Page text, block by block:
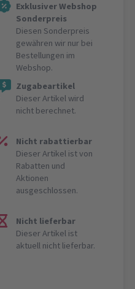
Exklusiver Webshop
Sonderpreis
Diesen Sonderpreis
gewähren wir nur bei
Bestellungen im
Webshop.
Zugabeartikel
Dieser Artikel wird
nicht berechnet.
Nicht rabattierbar
Dieser Artikel ist von
Rabatten und
Aktionen
ausgeschlossen.
Nicht lieferbar
Dieser Artikel ist
aktuell nicht lieferbar.